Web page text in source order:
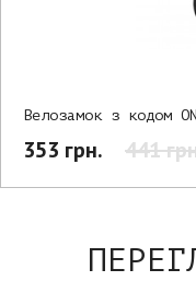
Велозамок з кодом
353 грн. 441